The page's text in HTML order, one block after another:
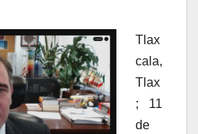
Tlax
cala,
Tlax
; 11
de